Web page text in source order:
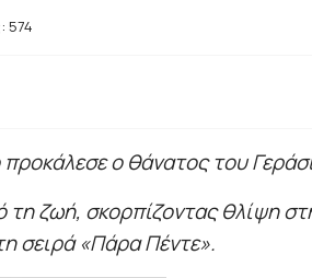
574
ο θάνατος του
ζωή, σκορπίζοντας θλίψη
σειρά «Πάρα Πέντε».